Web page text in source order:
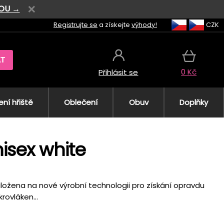
→
Registrujte se a získejte výhody! CZK
Přihlásit se 0 Kč
hřiště Oblečení Obuv Doplňky
white
na nové výrobní technologii pro získání opravdu